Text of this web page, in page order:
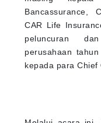
Bancassurance,
CAR Life
peluncuran
perusahaan
kepada para Chief